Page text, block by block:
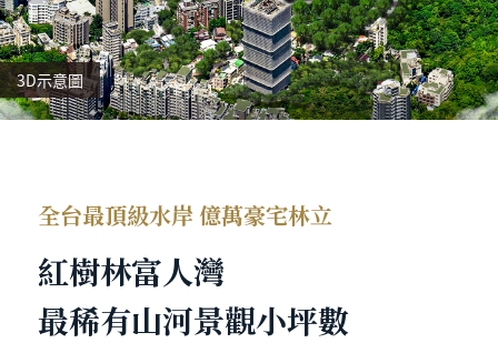
3D示意圖
全台最頂級水岸 億萬豪宅林立
紅樹林富人灣
最稀有山河景觀小坪數